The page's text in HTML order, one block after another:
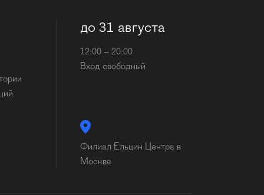
до 31 августа
12:00 – 20:00
Вход свободный
Филиал Ельцин Центра в
Москве